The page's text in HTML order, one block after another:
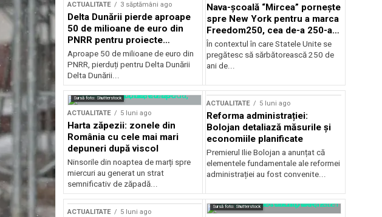
ACTUALITATE 3 săptămâni ago
Delta Dunării pierde aproape
50 de milioane de euro din
PNRR pentru proiecte
esențiale
Aproape 50 de milioane de euro din
PNRR, pierduți pentru Delta Dunării
Delta Dunării...
Nava-școală “Mircea” pornește
spre New York pentru a marca
Freedom250, cea de-a 250-a
aniversare a Statelor Unite
În contextul în care Statele Unite se
pregătesc să sărbătorească 250 de
ani de...
Sursă foto: Shutterstock
ACTUALITATE 5 luni ago
Harta zăpezii: zonele din
România cu cele mai mari
depuneri după viscol
Ninsorile din noaptea de marți spre
miercuri au generat un strat
semnificativ de zăpadă...
ACTUALITATE 5 luni ago
Reforma administrației:
Bolojan detaliază măsurile și
economiile planificate
Premierul Ilie Bolojan a anunțat că
elementele fundamentale ale reformei
administrației au fost convenite...
ACTUALITATE 5 luni ago
Sursă foto: Shutterstock